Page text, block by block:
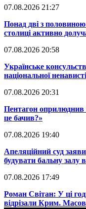
07.08.2026 21:27
​Понад дві з половиною
столиці активно
07.08.2026 20:58
​Українське
національної
07.08.2026 20:31
​Пентагон
це бачив?»
07.08.2026 19:40
​Апеляційний суд
будувати бальну залу
07.08.2026 17:49
​Роман Світан: У ці
відрізали Крим.